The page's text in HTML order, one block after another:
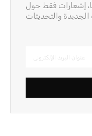
إشعارات فقط حول